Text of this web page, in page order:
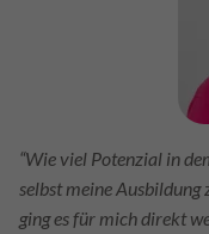
“Wie viel Potenzial in
selbst meine Ausbildung
ging es für mich direkt